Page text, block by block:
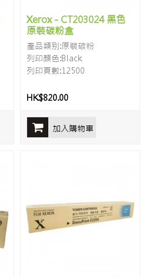
Xerox - CT203024 黑色
原裝碳粉盒
產品類别:原裝碳粉
列印顏色:Black
列印頁數:12500
HK$820.00
加入購物車